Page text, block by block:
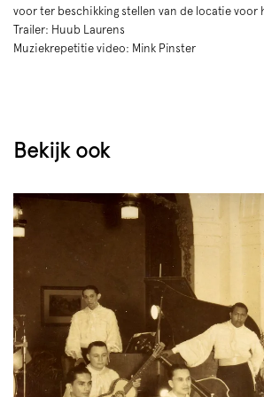
voor ter beschikking stellen van de locatie voor
Trailer: Huub Laurens
Muziekrepetitie video: Mink Pinster
Bekijk ook